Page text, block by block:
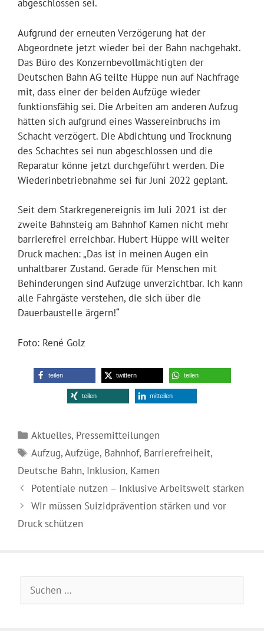
abgeschlossen sei.
Aufgrund der erneuten Verzögerung hat der
Abgeordnete jetzt wieder bei der Bahn nachgehakt.
Das Büro des Konzernbevollmächtigten der
Deutschen Bahn AG teilte Hüppe nun auf Nachfrage
mit, dass einer der beiden Aufzüge wieder
funktionsfähig sei. Die Arbeiten am anderen Aufzug
hätten sich aufgrund eines Wassereinbruchs im
Schacht verzögert. Die Abdichtung und Trocknung
des Schachtes sei nun abgeschlossen und die
Reparatur könne jetzt durchgeführt werden. Die
Wiederinbetriebnahme sei für Juni 2022 geplant.
Seit dem Starkregenereignis im Juli 2021 ist der
zweite Bahnsteig am Bahnhof Kamen nicht mehr
barrierefrei erreichbar. Hubert Hüppe will weiter
Druck machen: „Das ist in meinen Augen ein
unhaltbarer Zustand. Gerade für Menschen mit
Behinderungen sind Aufzüge unverzichtbar. Ich kann
alle Fahrgäste verstehen, die sich über die
Dauerbaustelle ärgern!“
Foto: René Golz
teilen twittern teilen
teilen mitteilen
Kategorien
Aktuelles, Pressemitteilungen
Schlagwörter
Aufzug,Aufzüge, Bahnhof, Barrierefreiheit,
Deutsche Bahn, Inklusion, Kamen
Potentiale nutzen – Inklusive Arbeitswelt stärken
Wir müssen Suizidprävention stärken und vor
Druck schützen
nach: